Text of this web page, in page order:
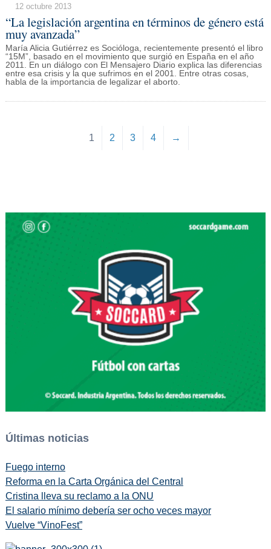
12 octubre 2013
“La legislación argentina en términos de género está
muy avanzada”
María Alicia Gutiérrez es Socióloga, recientemente presentó el libro
“15M”, basado en el movimiento que surgió en España en el año
2011. En un diálogo con El Mensajero Diario explica las diferencias
entre esa crisis y la que sufrimos en el 2001. Entre otras cosas,
habla de la importancia de legalizar el aborto.
1 2 3 4 →
Últimas noticias
Fuego interno
Reforma en la Carta Orgánica del Central
Cristina lleva su reclamo a la ONU
El salario mínimo debería ser ocho veces mayor
Vuelve “VinoFest”